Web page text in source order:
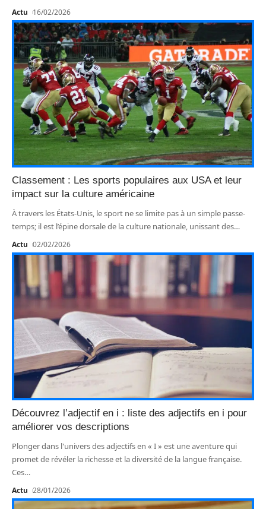
Actu 16/02/2026
Classement : Les sports populaires aux USA et leur
impact sur la culture américaine
À travers les États-Unis, le sport ne se limite pas à un simple passe-
temps; il est l’épine dorsale de la culture nationale, unissant des…
Actu 02/02/2026
Découvrez l’adjectif en i : liste des adjectifs en i pour
améliorer vos descriptions
Plonger dans l'univers des adjectifs en « I » est une aventure qui
promet de révéler la richesse et la diversité de la langue française.
Ces…
Actu 28/01/2026